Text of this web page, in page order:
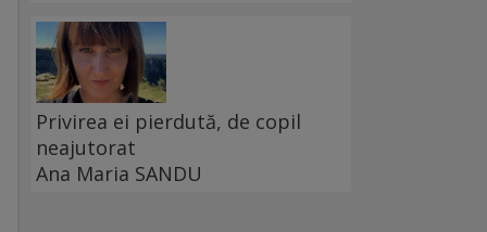
Privirea ei pierdută, de copil
neajutorat
Ana Maria SANDU